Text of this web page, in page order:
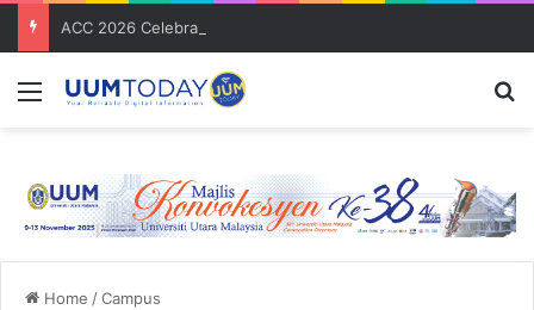
Menu
Home /Campus